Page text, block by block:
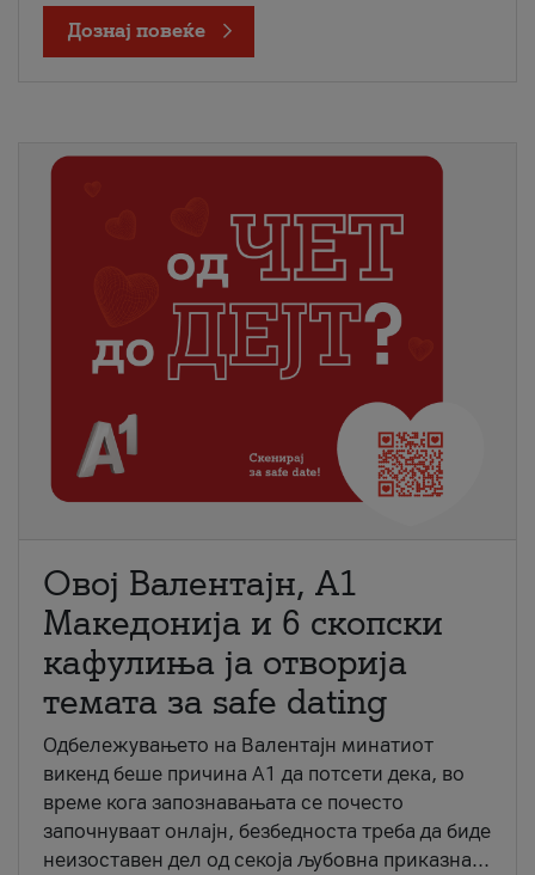
Дознај повеќе
Овој Валентајн, A1
Македонија и 6 скопски
кафулиња ја отворија
темата за safe dating
Одбележувањето на Валентајн минатиот
викенд беше причина А1 да потсети дека, во
време кога запознавањата се почесто
започнуваат онлајн, безбедноста треба да биде
неизоставен дел од секоја љубовна приказна...